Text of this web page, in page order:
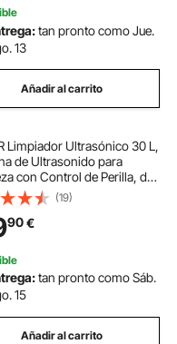
tan pronto como Jue.
13
Añadir al carrito
Limpiador Ultrasónico 30 L,
de Ultrasonido para
con Control de Perilla, de
Inoxidable, con Cesta y Bola
para Relojes,
de Afeitar, Joyas, Negro
(19)
90€
tan pronto como Sáb.
15
Añadir al carrito